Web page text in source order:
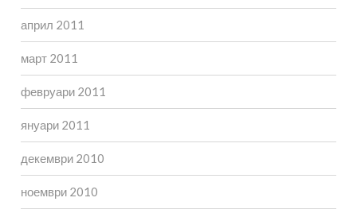
април 2011
март 2011
февруари 2011
януари 2011
декември 2010
ноември 2010